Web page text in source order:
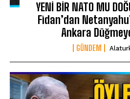
YENİ BİR NATO MU
Fidan’dan
Ankara
GÜNDEM